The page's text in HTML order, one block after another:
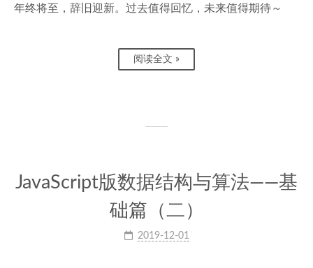
年终将至，辞旧迎新。过去值得回忆，未来值得期待～
阅读全文 »
JavaScript版数据结构与算法——基
础篇（二）
2019-12-01